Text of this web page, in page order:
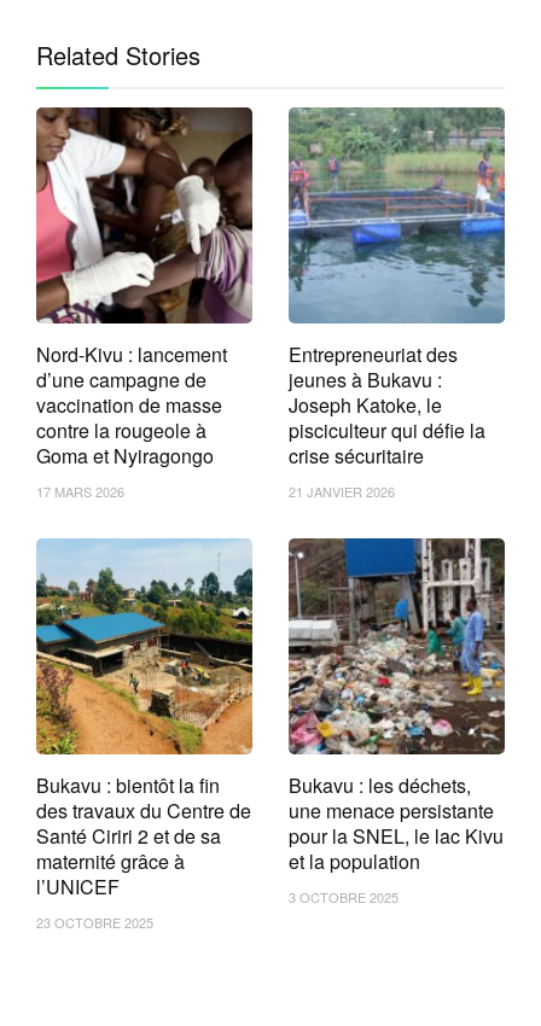
Related Stories
Nord-Kivu : lancement
d’une campagne de
vaccination de masse
contre la rougeole à
Goma et Nyiragongo
17 MARS 2026
Entrepreneuriat des
jeunes à Bukavu :
Joseph Katoke, le
pisciculteur qui défie la
crise sécuritaire
21 JANVIER 2026
Bukavu : bientôt la fin
des travaux du Centre de
Santé Ciriri 2 et de sa
maternité grâce à
l’UNICEF
23 OCTOBRE 2025
Bukavu : les déchets,
une menace persistante
pour la SNEL, le lac Kivu
et la population
3 OCTOBRE 2025